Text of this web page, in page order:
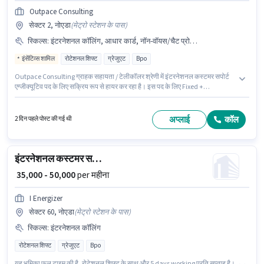
Outpace Consulting
सेक्टर 2, नोएडा(मेट्रो स्टेशन के पास)
स्किल्स: इंटरनेशनल कॉलिंग, आधार कार्ड, नॉन-वॉयस/चैट प्रोसेस, क्वेरी रेसोल्युशन, डोमेस्टिक कॉलिंग
इंसेंटिव्स शामिल रोटेशनल शिफ्ट ग्रेजुएट Bpo
Outpace Consulting ग्राहक सहायता / टेलीकॉलर श्रेणी में इंटरनेशनल कस्टमर सपोर्ट
एग्जीक्यूटिव पद के लिए सक्रिय रूप से हायर कर रहा है। इस पद के लिए Fixed +
वैकेंसी सेक्टर 2, नोएडा में है। इस भूमिका के लिए उम्मीदवार के पास डोमेस्टिक कॉलिंग,
इंटरनेशनल कॉलिंग, क्वेरी रेसोल्युशन, नॉन-वॉयस/चैट प्रोसेस होना अनिवार्य है।
2 दिन पहले पोस्ट की गई थी अप्लाई कॉल
इंटरनेशनल कस्टमर सपोर्ट एग्जीक्यूटिव
₹ 35,000 - 50,000per महीना
I Energizer
सेक्टर 60, नोएडा(मेट्रो स्टेशन के पास)
स्किल्स: इंटरनेशनल कॉलिंग
रोटेशनल शिफ्ट ग्रेजुएट Bpo